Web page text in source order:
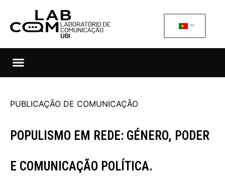
PUBLICAÇÃO DE COMUNICAÇÃO
POPULISMO EM REDE: GÉNERO, PODER
E COMUNICAÇÃO POLÍTICA.